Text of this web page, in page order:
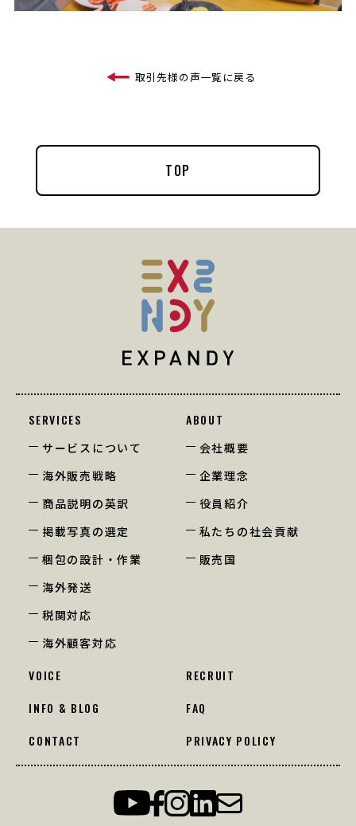
取引先様の声一覧に戻る
TOP
SERVICES
サービスについて
海外販売戦略
商品説明の英訳
掲載写真の選定
梱包の設計・作業
海外発送
税関対応
海外顧客対応
ABOUT
会社概要
企業理念
役員紹介
私たちの社会貢献
販売国
VOICE
RECRUIT
INFO & BLOG
FAQ
CONTACT
PRIVACY POLICY